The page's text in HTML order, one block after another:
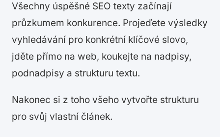
Všechny úspěšné SEO texty začínají
průzkumem konkurence. Projeďete výsledky
vyhledávání pro konkrétní klíčové slovo,
jděte přímo na web, koukejte na nadpisy,
podnadpisy a strukturu textu.
Nakonec si z toho všeho vytvořte strukturu
pro svůj vlastní článek.